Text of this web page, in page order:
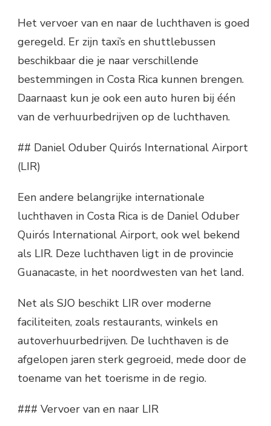
Het vervoer van en naar de luchthaven is goed
geregeld. Er zijn taxi’s en shuttlebussen
beschikbaar die je naar verschillende
bestemmingen in Costa Rica kunnen brengen.
Daarnaast kun je ook een auto huren bij één
van de verhuurbedrijven op de luchthaven.
## Daniel Oduber Quirós International Airport
(LIR)
Een andere belangrijke internationale
luchthaven in Costa Rica is de Daniel Oduber
Quirós International Airport, ook wel bekend
als LIR. Deze luchthaven ligt in de provincie
Guanacaste, in het noordwesten van het land.
Net als SJO beschikt LIR over moderne
faciliteiten, zoals restaurants, winkels en
autoverhuurbedrijven. De luchthaven is de
afgelopen jaren sterk gegroeid, mede door de
toename van het toerisme in de regio.
### Vervoer van en naar LIR